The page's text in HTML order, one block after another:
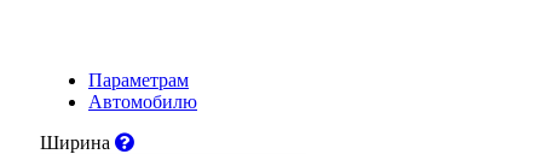
Параметрам
Автомобилю
Ширина